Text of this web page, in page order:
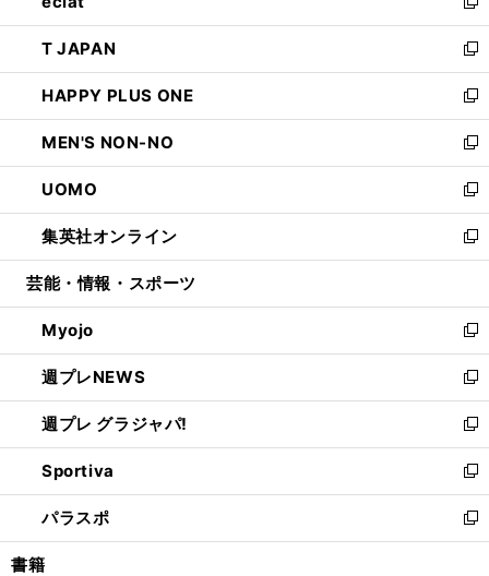
開
く
ウ
で
開
く
ィ
ン
ド
ウ
で
開
く
い
ウ
ィ
ン
ド
ウ
で
開
く
新
し
い
ウ
ィ
ン
ド
ウ
で
開
く
T JAPAN
新
し
い
ウ
ィ
ン
ド
ウ
で
開
HAPPY PLUS ONE
新
し
い
ウ
ィ
ン
ド
ウ
開
く
MEN'S NON-NO
新
し
い
ウ
ィ
ン
ウ
で
開
く
UOMO
新
し
い
ウ
ン
ド
ウ
で
開
く
集英社オンライン
新
し
ウ
ィ
ン
ド
ウ
で
開
く
芸能・情報・スポーツ
Myojo
新
し
い
ウ
ィ
ン
ド
ウ
で
開
週プレNEWS
新
し
い
ウ
ィ
ン
ド
ウ
週プレ グラジャパ!
新
し
い
ウ
ィ
ン
Sportiva
新
し
い
ウ
パラスポ
新
し
書籍